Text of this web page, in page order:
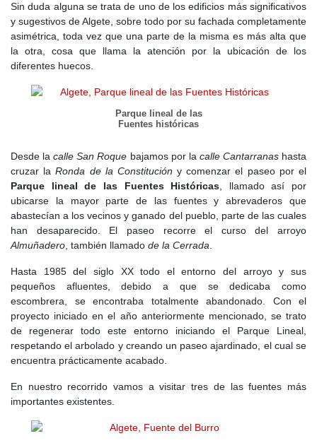
trabajan, sino que las arriendan siendo la mayoría de secano,
cultivándose el trigo, la cebada, la avena, las algarrobas y los
garbanzos. A partir de los año 60 del siglo XX, se aprecia un
ligero aumento de población, lo cual conlleva nuevas
construcciones sobre todo dedicadas a segunda vivienda. Se
construye un depósito de agua desde el cual se acomete la
canalización de agua del Canal de Isabel IIy la construcción de
algunas fuentes que sirvieron de abastecimiento de agua para los
vecinos, hasta la llegada del agua corriente a las casas.
Durante este siglo se han levantado diversas urbanizaciones
como la Ciudad Santo Domingo, Valderrey y otras más pequeñas,
así como polígonos industriales que han cambiado la actividad
económica del Algete, pasando a ser las actividades de la
construcción, industria y servicios las principales.
Sin duda alguna se trata de uno de los edificios más significativos
y sugestivos de Algete, sobre todo por su fachada completamente
asimétrica, toda vez que una parte de la misma es más alta que
la otra, cosa que llama la atención por la ubicación de los
diferentes huecos.
Parque lineal de las
Fuentes históricas
Desde lacalle San Roque bajamos por la calle Cantarranashasta
cruzar laRonda de la Constitución y comenzar el paseo por el
Parque lineal de las Fuentes Históricas, llamado así por
ubicarse la mayor parte de las fuentes y abrevaderos que
abastecían a los vecinos y ganado del pueblo, parte de las cuales
han desaparecido. El paseo recorre el curso del arroyo
Almuñadero, también llamado de la Cerrada.
Hasta 1985 del siglo XX todo el entorno del arroyo y sus
pequeños afluentes, debido a que se dedicaba como
escombrera, se encontraba totalmente abandonado. Con el
proyecto iniciado en el año anteriormente mencionado, se trato
de regenerar todo este entorno iniciando el Parque Lineal,
respetando el arbolado y creando un paseo ajardinado, el cual se
encuentra prácticamente acabado.
En nuestro recorrido vamos a visitar tres de las fuentes más
importantes existentes.